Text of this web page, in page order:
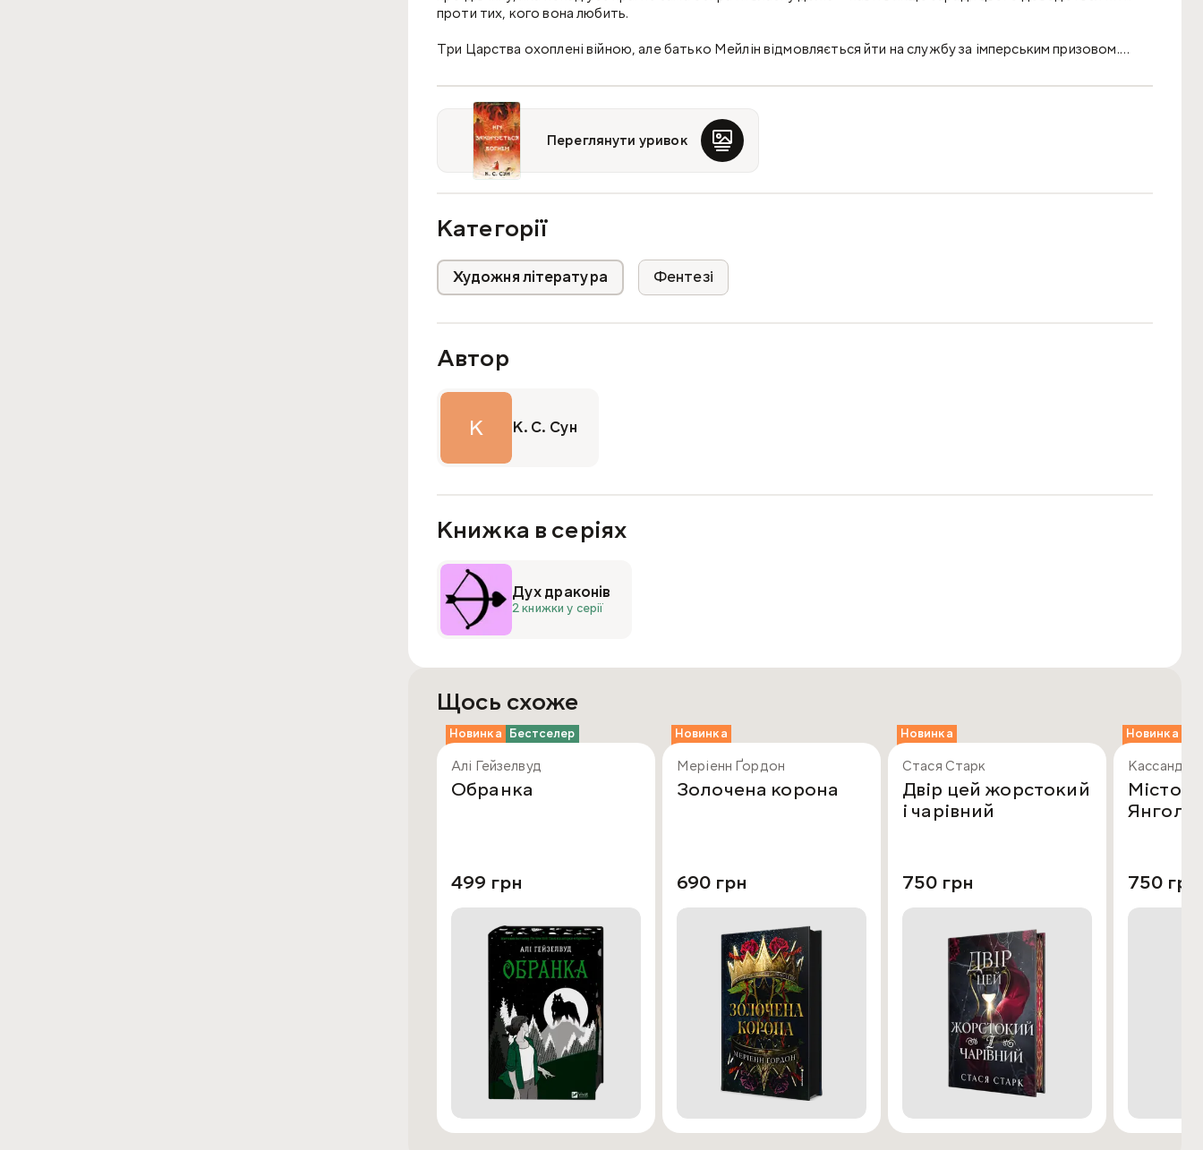
проти тих, кого вона любить.
Три Царства охоплені війною, але батько Мейлін відмовляється йти на службу за імперським призовом.
дізнається, що її майбутній чоловік — черговий жорстокий і нестриманий чоловік, усвідомлює: у її житті
нічого не зміниться, доки вона не візьме все у свої руки. Вже наступного дня вона переодягається хлопцем і
йде до армії замість батька. Завдяки невтомній праці Мейлін здобуває в армії визнання, знаходить друзів і
зближується зі Скаєм — принцом, який став її партнером по тренуваннях. Але чи не змінила вона одну
в’язницю на іншу? Поки її царство невпинно котиться до загибелі, Мейлін починають переслідувати видіння
духу морського дракона. Він пропонує їй справжню силу й свободу, але ціна за це...
Переглянути уривок
Категорії
Художня література Фентезі
Автор
К К. С. Сун
Книжка в серіях
Дух драконів
2 книжки у серії
Щось схоже
Новинка Бестселер
Алі Гейзелвуд
Обранка
499 грн
Новинка
Меріенн Ґордон
Золочена корона
690 грн
Новинка
Стася Старк
Двір цей жорстокий
і чарівний
750 грн
Новинка
Місто
Янголів
750 грн